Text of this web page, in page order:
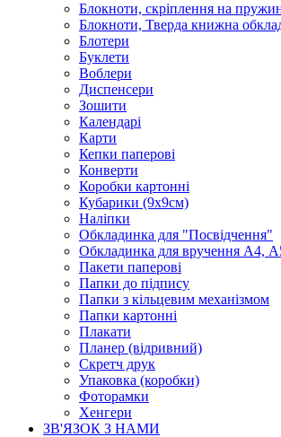
Блокноти, скріплення на
Блокноти, Тверда книжна
Блотери
Буклети
Воблери
Диспенсери
Зошити
Календарі
Карти
Кепки паперові
Конверти
Коробки картонні
Кубарики (9х9см)
Наліпки
Обкладинка для "Посвідчення"
Обкладинка для вручення А4,
Пакети паперові
Папки до підпису
Папки з кільцевим механізмом
Папки картонні
Плакати
Планер (відривний)
Скретч друк
Упаковка (коробки)
Фоторамки
Хенгери
ЗВ'ЯЗОК З НАМИ